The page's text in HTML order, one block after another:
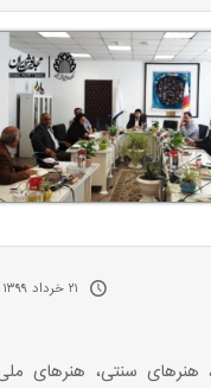
۲۱ خرداد ۱۳۹۹
سنتی، هنر‌های